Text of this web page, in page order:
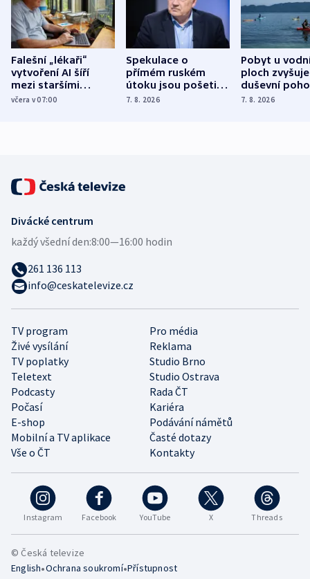
Falešní „lékaři“
vytvoření AI šíří
mezi staršími
Poláky nebezpečné
včera v 07:00
Spekulace o
přímém ruském
útoku jsou pošetilé,
míní estonský
7. 8. 2026
Pobyt u
ploch zvyšuje
duševní
ukázala
7. 8. 2026
Instagram Facebook YouTube X Threads
TV program
Pro média
Živé vysílání
Reklama
TV poplatky
Studio Brno
Teletext
Studio Ostrava
Podcasty
Rada ČT
Počasí
Kariéra
E-shop
Podávání námětů
Mobilní a TV aplikace
Časté dotazy
Vše o ČT
Kontakty
Divácké centrum
každý všední den:8:00—16:00 hodin
261 136 113
info@ceskatelevize.cz
© Česká televize
English•Ochrana soukromí•Přístupnost